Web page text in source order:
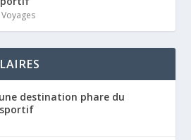
Voyages
une destination phare du